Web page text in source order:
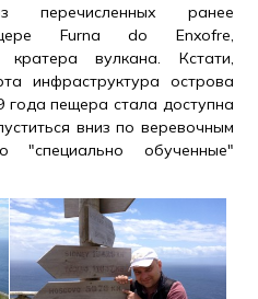
перечисленных ранее
Furna do Enxofre,
вулкана. Кстати,
инфраструктура острова
года пещера стала доступна
вниз по веревочным
"специально обученные"